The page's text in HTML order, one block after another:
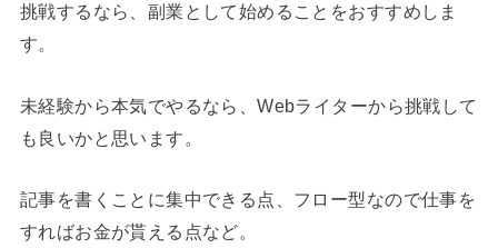
挑戦するなら、副業として始めることをおすすめしま
す。
未経験から本気でやるなら、Webライターから挑戦して
も良いかと思います。
記事を書くことに集中できる点、フロー型なので仕事を
すればお金が貰える点など。